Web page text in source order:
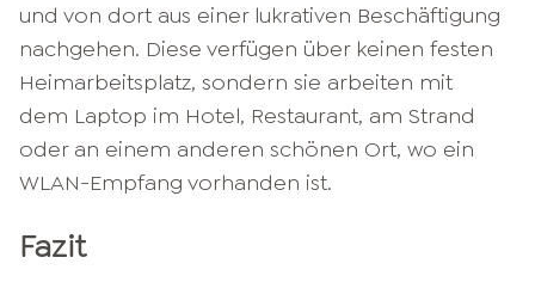
und von dort aus einer lukrativen Beschäftigung
nachgehen. Diese verfügen über keinen festen
Heimarbeitsplatz, sondern sie arbeiten mit
dem Laptop im Hotel, Restaurant, am Strand
oder an einem anderen schönen Ort, wo ein
WLAN-Empfang vorhanden ist.
Fazit